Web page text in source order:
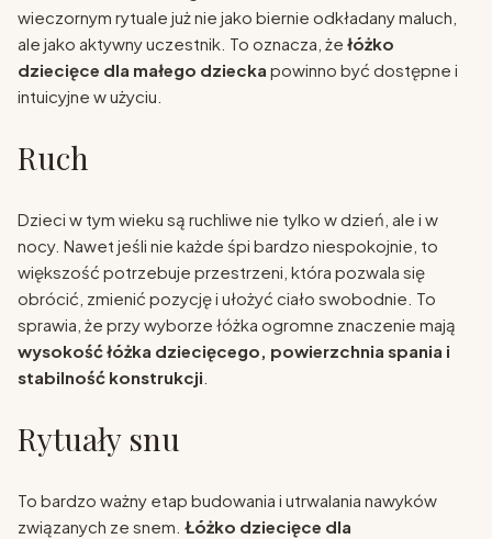
wieczornym rytuale już nie jako biernie odkładany maluch,
ale jako aktywny uczestnik. To oznacza, że łóżko
dziecięce dla małego dziecka powinno być dostępne i
intuicyjne w użyciu.
Ruch
Dzieci w tym wieku są ruchliwe nie tylko w dzień, ale i w
nocy. Nawet jeśli nie każde śpi bardzo niespokojnie, to
większość potrzebuje przestrzeni, która pozwala się
obrócić, zmienić pozycję i ułożyć ciało swobodnie. To
sprawia, że przy wyborze łóżka ogromne znaczenie mają
wysokość łóżka dziecięcego, powierzchnia spania i
stabilność konstrukcji
Rytuały snu
To bardzo ważny etap budowania i utrwalania nawyków
związanych ze snem. Łóżko dziecięce dla